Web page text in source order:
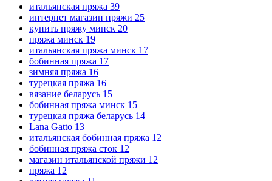
итальянская пряжа 39
интернет магазин пряжи 25
купить пряжу минск 20
пряжа минск 19
итальянская пряжа минск 17
бобинная пряжа 17
зимняя пряжа 16
турецкая пряжа 16
вязание беларусь 15
бобинная пряжа минск 15
турецкая пряжа беларусь 14
Lana Gatto 13
итальянская бобинная пряжа 12
бобинная пряжа сток 12
магазин итальянской пряжи 12
пряжа 12